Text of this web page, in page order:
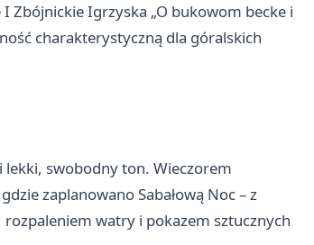
Zbójnickie Igrzyska „O bukowom becke i
charakterystyczną dla góralskich
lekki, swobodny ton. Wieczorem
zaplanowano Sabałową Noc – z
watry i pokazem sztucznych